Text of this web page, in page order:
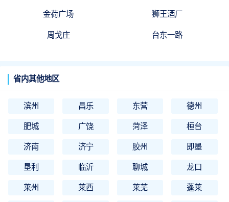
金荷广场 狮王酒厂
周戈庄 台东一路
省内其他地区
滨州 昌乐 东营 德州
肥城 广饶 菏泽 桓台
济南 济宁 胶州 即墨
垦利 临沂 聊城 龙口
莱州 莱西 莱芜 蓬莱